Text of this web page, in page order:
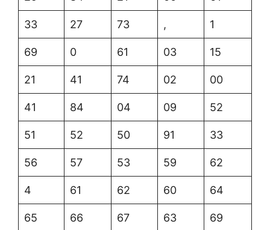
33 27 73 , 1
69 0 61 03 15
21 41 74 02 00
41 84 04 09 52
51 52 50 91 33
56 57 53 59 62
4 61 62 60 64
65 66 67 63 69